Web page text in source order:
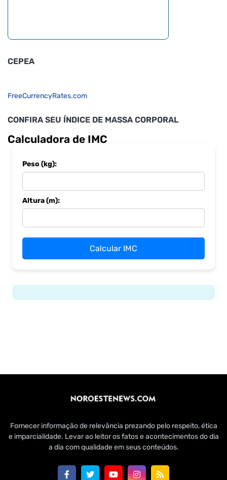
CEPEA
FreeCurrencyRates.com
CONFIRA SEU ÍNDICE DE MASSA CORPORAL
Calculadora de IMC
Peso (kg):
Altura (m):
Calcular IMC
Fornecer informação de relevância prezando pelo respeito, ética
e imparcialidade. Levar ao leitor os fatos e acontecimentos do dia
a dia com qualidade em seus conteúdos.